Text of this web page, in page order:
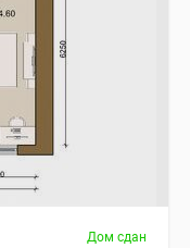
Дом сдан